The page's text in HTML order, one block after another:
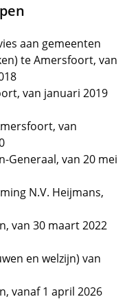
aan gemeenten
te Amersfoort, van
van januari 2019
van
Generaal, van 20 mei
N.V. Heijmans,
van 30 maart 2022
en welzijn) van
vanaf 1 april 2026